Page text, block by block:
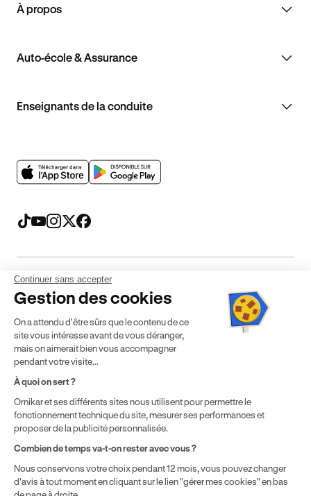
À propos
Auto-école & Assurance
Enseignants de la conduite
Mentions légales CGV CGU Politique de confidentialité
* Détail des conditions de nos offres
localisation géographique et du type de formules que vous
achetez comme détaillé dans nosConditions Générales de
Vente.
Continuer sans accepter
Gestion des cookies
On a attendu d'être sûrs que le contenu de ce
site vous intéresse avant de vous déranger,
mais on aimerait bien vous accompagner
pendant votre visite...
À quoi on sert ?
Ornikar et ses différents sites nous utilisent pour permettre le
fonctionnement technique du site, mesurer ses performances et
proposer de la publicité personnalisée.
Combien de temps va-t-on rester avec vous ?
Nous conservons votre choix pendant 12 mois, vous pouvez changer
d'avis à tout moment en cliquant sur le lien "gérer mes cookies" en bas